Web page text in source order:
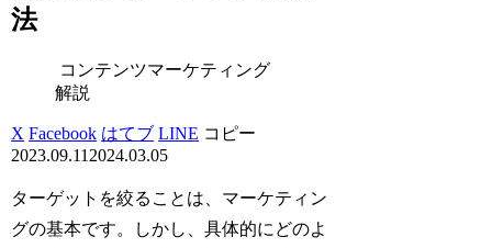
法
コンテンツマーケティング
解説
X Facebook はてブ LINE コピー
2023.09.11 2024.03.05
ターゲットを絞ることは、マーケティン
グの基本です。しかし、具体的にどのよ